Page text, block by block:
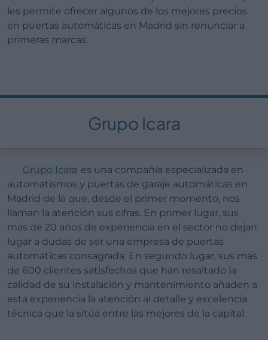
les permite ofrecer algunos de los mejores precios
en puertas automáticas en Madrid sin renunciar a
primeras marcas.
Grupo Icara
Grupo Icara es una compañía especializada en
automatismos y puertas de garaje automáticas en
Madrid de la que, desde el primer momento, nos
llaman la atención sus cifras. En primer lugar, sus
más de 20 años de experiencia en el sector no dejan
lugar a dudas de ser una empresa de puertas
automáticas consagrada. En segundo lugar, sus más
de 600 clientes satisfechos que han resaltado la
calidad de su instalación y mantenimiento añaden a
esta experiencia la atención al detalle y excelencia
técnica que la sitúa entre las mejores de la capital.